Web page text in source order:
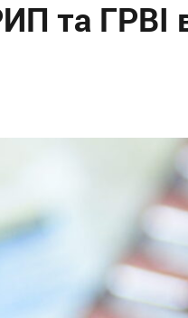
та ГРВІ